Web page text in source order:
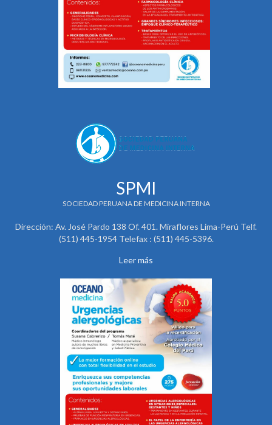
SPMI
SOCIEDAD PERUANA DE MEDICINA INTERNA
Dirección: Av. José Pardo 138 Of. 401. Miraflores Lima-Perú Telf.
(511) 445-1954 Telefax : (511) 445-5396.
Leer más